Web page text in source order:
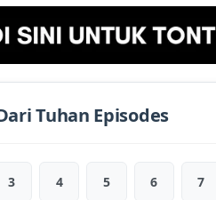
Tuhan Episodes
3 4 5 6 7